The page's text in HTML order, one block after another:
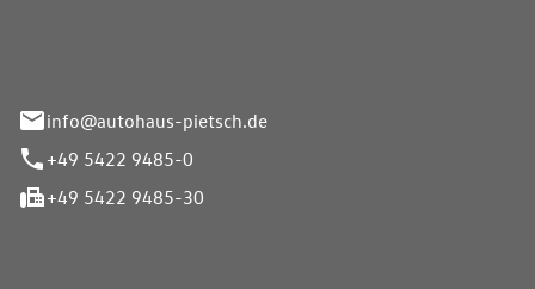
info@autohaus-pietsch.de
+49 5422 9485-0
+49 5422 9485-30